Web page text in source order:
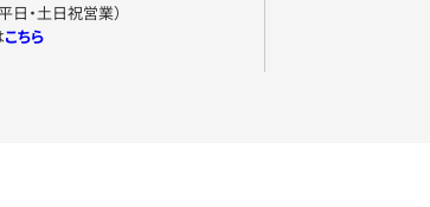
日・土日祝営業）
こちら